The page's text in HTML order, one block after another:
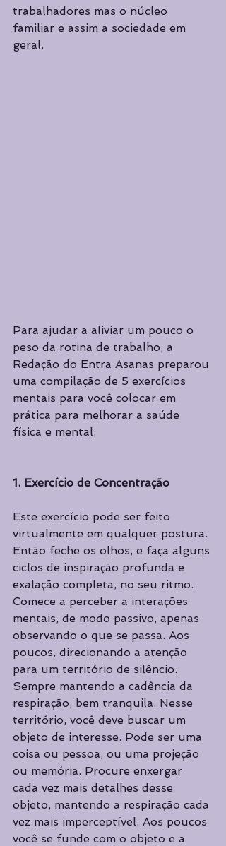
trabalhadores mas o núcleo
familiar e assim a sociedade em
geral.
Para ajudar a aliviar um pouco o
peso da rotina de trabalho, a
Redação do Entra Asanas preparou
uma compilação de 5 exercícios
mentais para você colocar em
prática para melhorar a saúde
física e mental:
1. Exercício de Concentração
Este exercício pode ser feito
virtualmente em qualquer postura.
Então feche os olhos, e faça alguns
ciclos de inspiração profunda e
exalação completa, no seu ritmo.
Comece a perceber a interações
mentais, de modo passivo, apenas
observando o que se passa. Aos
poucos, direcionando a atenção
para um território de silêncio.
Sempre mantendo a cadência da
respiração, bem tranquila. Nesse
território, você deve buscar um
objeto de interesse. Pode ser uma
coisa ou pessoa, ou uma projeção
ou memória. Procure enxergar
cada vez mais detalhes desse
objeto, mantendo a respiração cada
vez mais imperceptível. Aos poucos
você se funde com o objeto e a